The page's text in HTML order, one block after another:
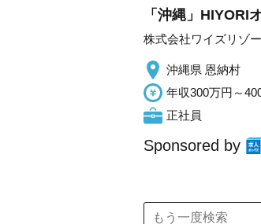
「沖縄」HIYORI
株式会社ワイズリゾ
沖縄県 恩納村
年収300万円～
正社員
Sponsored by